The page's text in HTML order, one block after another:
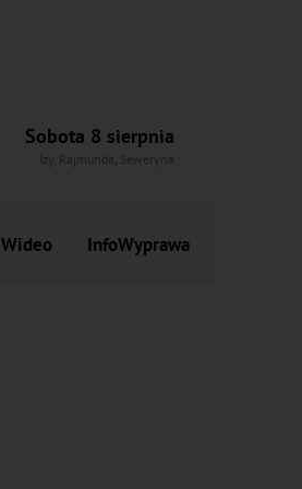
Sobota 8 sierpnia
Izy, Rajmunda, Seweryna
Wideo InfoWyprawa